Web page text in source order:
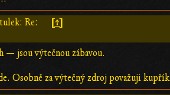
Re: [↑]
jsou výtečnou zábavou.
Osobně za výtečný zdroj považuji